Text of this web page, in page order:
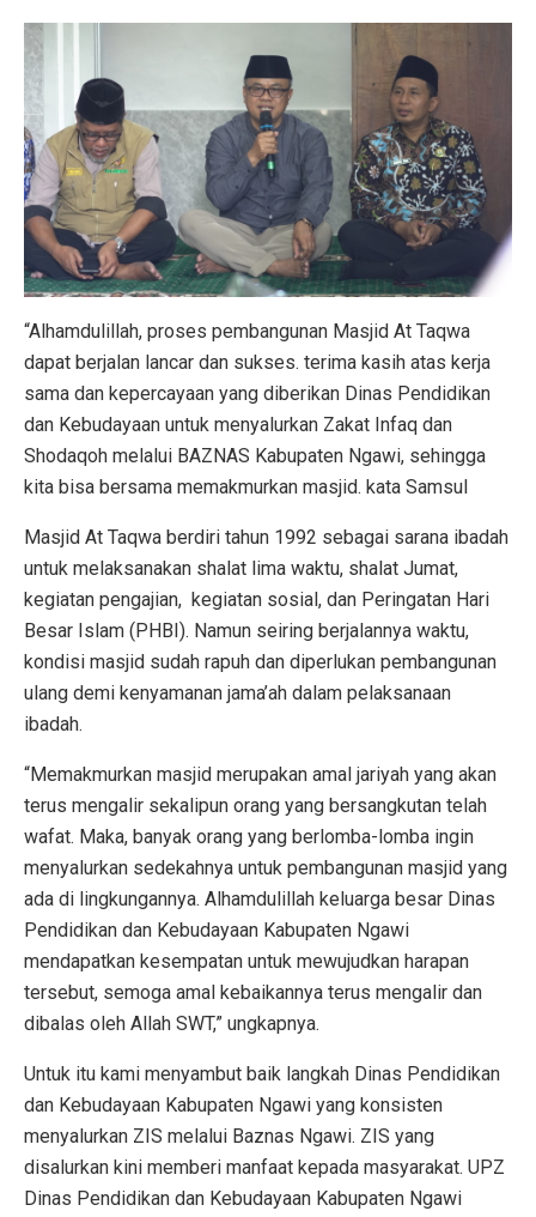
“Alhamdulillah, proses pembangunan Masjid At Taqwa
dapat berjalan lancar dan sukses. terima kasih atas kerja
sama dan kepercayaan yang diberikan Dinas Pendidikan
dan Kebudayaan untuk menyalurkan Zakat Infaq dan
Shodaqoh melalui BAZNAS Kabupaten Ngawi, sehingga
kita bisa bersama memakmurkan masjid. kata Samsul
Masjid At Taqwa berdiri tahun 1992 sebagai sarana ibadah
untuk melaksanakan shalat lima waktu, shalat Jumat,
kegiatan pengajian, kegiatan sosial, dan Peringatan Hari
Besar Islam (PHBI). Namun seiring berjalannya waktu,
kondisi masjid sudah rapuh dan diperlukan pembangunan
ulang demi kenyamanan jama’ah dalam pelaksanaan
ibadah.
“Memakmurkan masjid merupakan amal jariyah yang akan
terus mengalir sekalipun orang yang bersangkutan telah
wafat. Maka, banyak orang yang berlomba-lomba ingin
menyalurkan sedekahnya untuk pembangunan masjid yang
ada di lingkungannya. Alhamdulillah keluarga besar Dinas
Pendidikan dan Kebudayaan Kabupaten Ngawi
mendapatkan kesempatan untuk mewujudkan harapan
tersebut, semoga amal kebaikannya terus mengalir dan
dibalas oleh Allah SWT,” ungkapnya.
Untuk itu kami menyambut baik langkah Dinas Pendidikan
dan Kebudayaan Kabupaten Ngawi yang konsisten
menyalurkan ZIS melalui Baznas Ngawi. ZIS yang
disalurkan kini memberi manfaat kepada masyarakat. UPZ
Dinas Pendidikan dan Kebudayaan Kabupaten Ngawi